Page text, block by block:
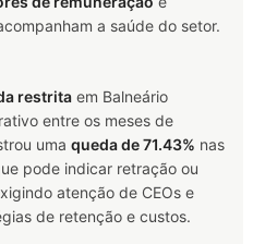
a saúde do setor.
restrita em Balneário
entre os meses de
uma queda de 71.43% nas
pode indicar retração ou
atenção de CEOs e
de retenção e custos.